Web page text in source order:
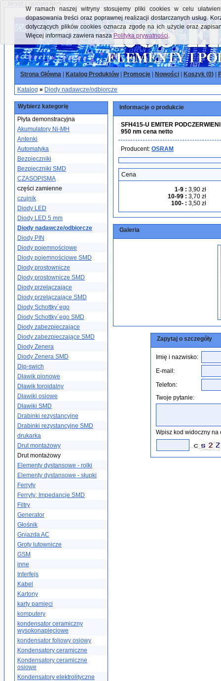
- skrypt z jasnym tłem:
Strona Główna Katalog Produktów| Promocje Nowości Koszyk (0)
Katalog » Diody nadawcze/odbiorcze
Wybierz kategorię
Płyta demonstracyjna
Akumulatory Ni-MH
Antenki
Automatyka
Bezpieczniki
Bezpieczniki SMD
CZASOPISMA
części zamienne
czujnik
Diody LED
Diody LED 5 mm
Diody nadawcze/odbiorcze
Diody PIN
Diody pojemnościowe
Diody pojemnościowe SMD
Diody prostownicze
Diody prostownicze SMD
Diody przełączające
Diody przełączające SMD
Diody Schottky´ego
Diody Schottky´ego SMD
Diody zabezpieczające
Diody zabezpieczające SMD
Diody Zenera
Diody Zenera SMD
Dip-swich
Dławik pionowe
Dławik toroidalny
Dławiki osiowe
Dławiki SMD
Drabinki rezystancyjne
Drabinki rezystancyjne SMD
drukarka
Drut montażowy
Drut montażowy
Elementy dystansowe - rolki
Elementy dystansowe - słupki
Ferryty
Ferryty; Impedancje SMD
Filtry
Generator
Głośnik
Gniazda AC
Groty lutownicze
GSM
inne
Interfejs
Kabel
Kartony
karty pamięci
komputery
kondensator ceramiczny
wysokonapięciowe
kondensator foliowy osiowy
Kondensatory ceramiczne
Kondensatory ceramiczne
osiowe
Kondensatory elektrolityczne
Informacje o produkcie
SFH415-U EMITER
950 nm cena netto
Producent: OSRAM
Cena
1-9 : 3,90 zł
10-99 : 3,70 zł
100- : 3,50 zł
Galeria
Zapytaj o szczegóły
Imię i nazwisko:
E-mail:
Telefon:
Twoje pytanie:
Wpisz kod widoczny na
W ramach naszej witryny stosujemy pliki cookies w celu
dopasowania treści oraz poprawnej realizacji dostarczanych usług.
dotyczących plików cookies oznacza zgodę na ich użycie oraz
Więcej informacji zawiera nasza Polityka prywatności.